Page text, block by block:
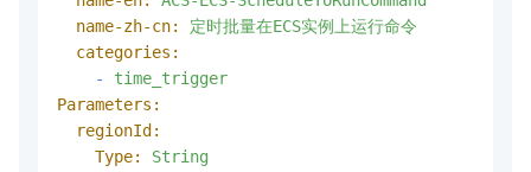
name-zh-cn:
定时批量在ECS实例上运行命令
categories:
-
time_trigger
Parameters:
regionId:
Type:
String